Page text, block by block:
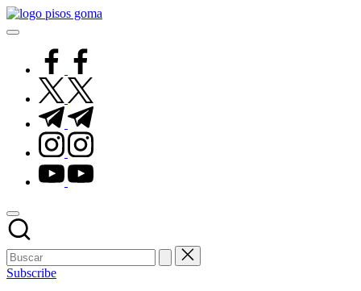
Saltar
al
facebook.com
twitter.com
t.me
instagram.com
youtube.com
Subscribe